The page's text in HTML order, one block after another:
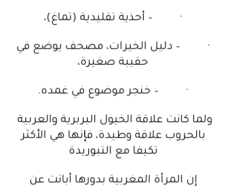
· – أحذية تقليدية (تماغ)،
· – دليل الخيرات، مصحف يوضع في
حقيبة صغيرة،
· – خنجر موضوع في غمده.
ولما كانت علاقة الخيول البربرية والعربية
بالحروب علاقة وطيدة، فإنها هي الأكثر
تكيفا مع التبوريدة
إن المرأة المغربية بدورها أبانت عن